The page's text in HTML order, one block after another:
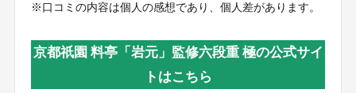
※口コミの内容は個人の感想であり、個人差があります。
京都祇園 料亭「岩元」監修六段重 極の公式サイ
トはこちら